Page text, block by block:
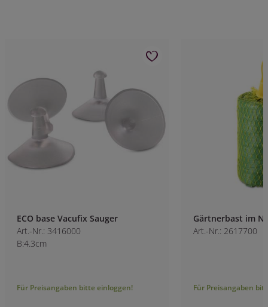
ECO base Vacufix Sauger
Art.-Nr.: 3416000
B:4.3cm
Für Preisangaben bitte einloggen!
Gärtnerbast im
Art.-Nr.: 2617700
Für Preisangaben